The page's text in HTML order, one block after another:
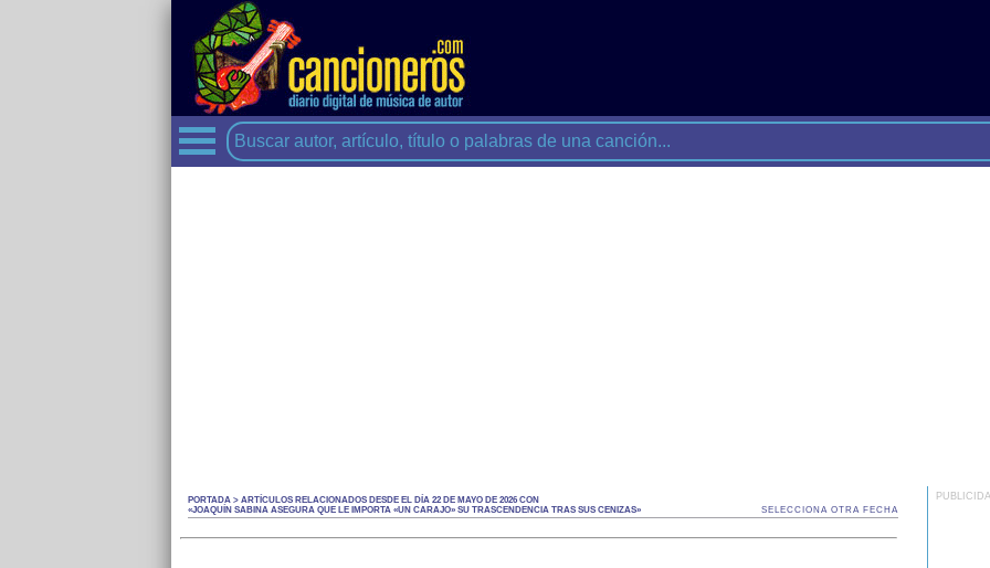
PORTADA > ARTÍCULOS RELACIONADOS DESDE EL DÍA 22 DE MAYO DE 2026 CON
«JOAQUÍN SABINA ASEGURA QUE LE IMPORTA «UN CARAJO» SU TRASCENDENCIA TRAS SUS CENIZAS»
SELECCIONA OTRA FECHA